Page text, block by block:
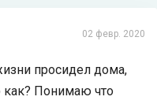
02 февр. 2020
просидел дома,
как? Понимаю что